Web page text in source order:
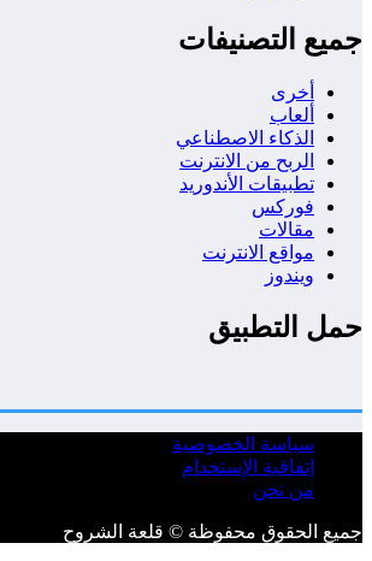
جميع التصنيفات
أخرى
ألعاب
الذكاء الاصطناعي
الربح من الانترنت
تطبيقات الأندوريد
فوركس
مقالات
مواقع الانترنت
ويندوز
حمل التطبيق
سياسة الخصوصية
إتفاقية الإستخدام
من نحن
جميع الحقوق محفوظة © قلعة الشروح